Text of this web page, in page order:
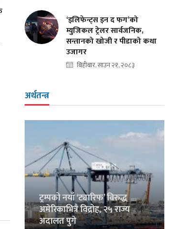
‘इलिफेन्ट्स इन द फग’को
म्युजिकल ट्रेलर सार्वजनिक,
सन्तानको खोजी र पीडाको कथा
उजागर
बिहीबार, साउन २१, २०८३
अर्थतन्त्र
ट्रम्पको नयाँ ‘ट्यारिफ’ विरुद्ध
अमेरिकाभित्रै विद्रोह, २५ राज्य
अदालत पुगे